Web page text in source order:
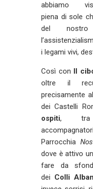
abbiamo
piena di sole
del nostro
i legami vivi,
Così con Il
oltre il
precisamente
dei Castelli
ospiti, tra
Parrocchia
dove è attivo
fare da
dei Colli